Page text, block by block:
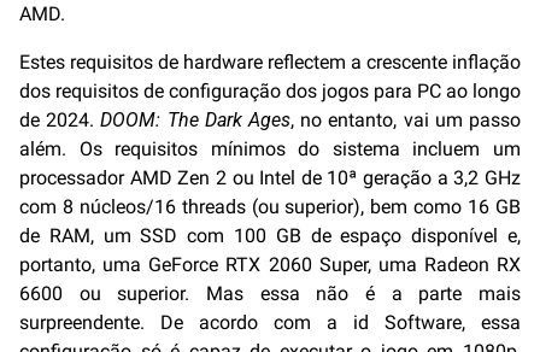
AMD.
Estes requisitos de hardware reflectem a crescente inflação
dos requisitos de configuração dos jogos para PC ao longo
de 2024.DOOM: The Dark Ages, no entanto, vai um passo
além. Os requisitos mínimos do sistema incluem um
processador AMD Zen 2 ou Intel de 10ª geração a 3,2 GHz
com 8 núcleos/16 threads (ou superior), bem como 16 GB
de RAM, um SSD com 100 GB de espaço disponível e,
portanto, uma GeForce RTX 2060 Super, uma Radeon RX
6600 ou superior. Mas essa não é a parte mais
surpreendente. De acordo com a id Software, essa